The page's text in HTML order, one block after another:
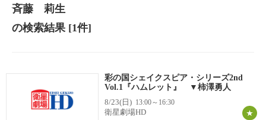
斉藤 莉生
の検索結果[1件]
彩の国シェイクスピア・シリーズ2nd
Vol.1『ハムレット』 ▼柿澤勇人
8/23(日) 13:00～16:30
衛星劇場HD